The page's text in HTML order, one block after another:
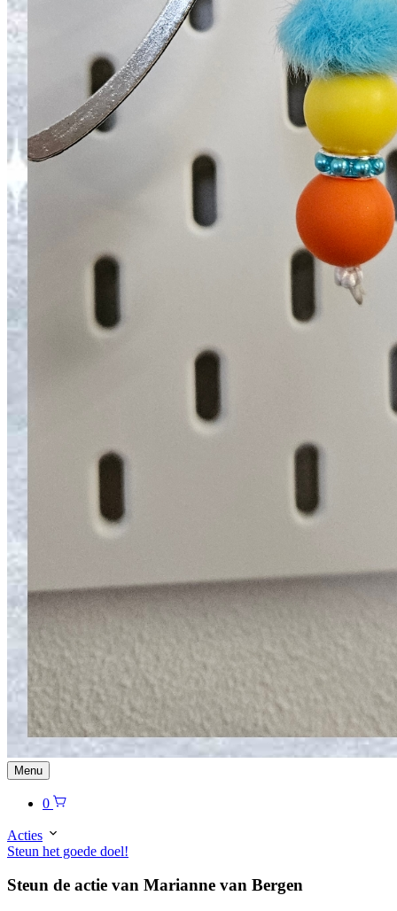
Menu
0
Acties
Steun het goede doel!
Steun de actie van Marianne van Bergen